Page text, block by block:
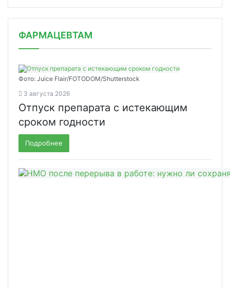
ФАРМАЦЕВТАМ
Фото: Juice Flair/FOTODOM/Shutterstoсk
3 августа 2026
Отпуск препарата с истекающим
сроком годности
Подробнее